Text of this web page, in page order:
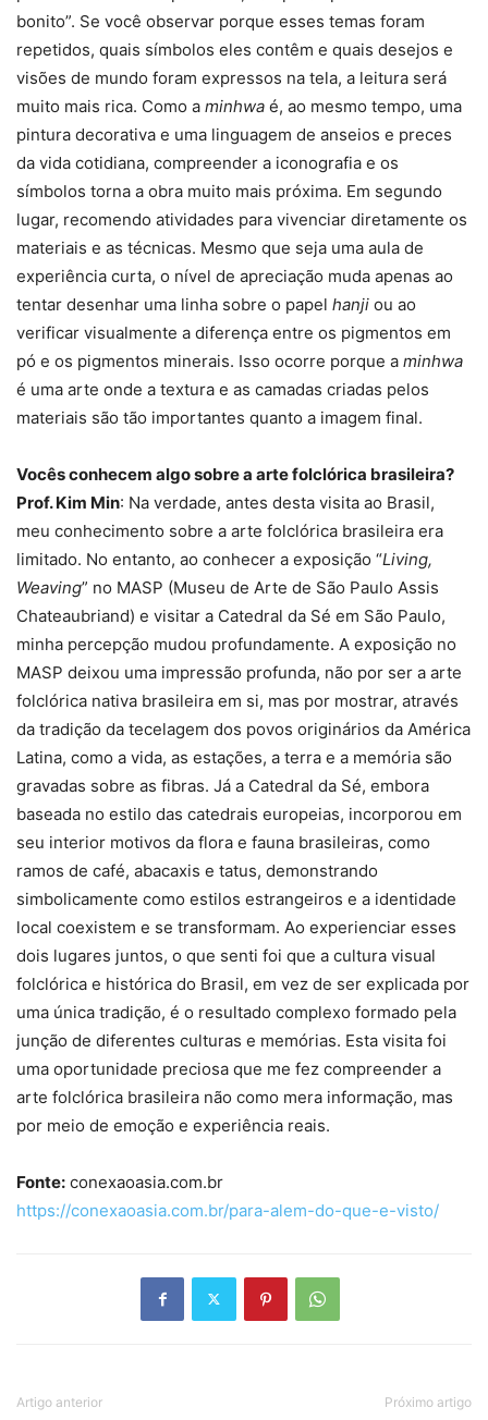
bonito”. Se você observar porque esses temas foram
repetidos, quais símbolos eles contêm e quais desejos e
visões de mundo foram expressos na tela, a leitura será
muito mais rica. Como a minhwa é, ao mesmo tempo, uma
pintura decorativa e uma linguagem de anseios e preces
da vida cotidiana, compreender a iconografia e os
símbolos torna a obra muito mais próxima. Em segundo
lugar, recomendo atividades para vivenciar diretamente os
materiais e as técnicas. Mesmo que seja uma aula de
experiência curta, o nível de apreciação muda apenas ao
tentar desenhar uma linha sobre o papel hanji ou ao
verificar visualmente a diferença entre os pigmentos em
pó e os pigmentos minerais. Isso ocorre porque a minhwa
é uma arte onde a textura e as camadas criadas pelos
materiais são tão importantes quanto a imagem final.
Vocês conhecem algo sobre a arte folclórica brasileira?
Prof. Kim Min: Na verdade, antes desta visita ao Brasil,
meu conhecimento sobre a arte folclórica brasileira era
limitado. No entanto, ao conhecer a exposição “Living,
Weaving” no MASP (Museu de Arte de São Paulo Assis
Chateaubriand) e visitar a Catedral da Sé em São Paulo,
minha percepção mudou profundamente. A exposição no
MASP deixou uma impressão profunda, não por ser a arte
folclórica nativa brasileira em si, mas por mostrar, através
da tradição da tecelagem dos povos originários da América
Latina, como a vida, as estações, a terra e a memória são
gravadas sobre as fibras. Já a Catedral da Sé, embora
baseada no estilo das catedrais europeias, incorporou em
seu interior motivos da flora e fauna brasileiras, como
ramos de café, abacaxis e tatus, demonstrando
simbolicamente como estilos estrangeiros e a identidade
local coexistem e se transformam. Ao experienciar esses
dois lugares juntos, o que senti foi que a cultura visual
folclórica e histórica do Brasil, em vez de ser explicada por
uma única tradição, é o resultado complexo formado pela
junção de diferentes culturas e memórias. Esta visita foi
uma oportunidade preciosa que me fez compreender a
arte folclórica brasileira não como mera informação, mas
por meio de emoção e experiência reais.
Fonte: conexaoasia.com.br
https://conexaoasia.com.br/para-alem-do-que-e-visto/
Artigo anterior Próximo artigo